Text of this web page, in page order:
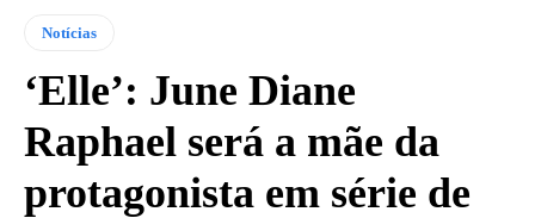
Notícias
‘Elle’: June Diane
Raphael será a mãe da
protagonista em série de